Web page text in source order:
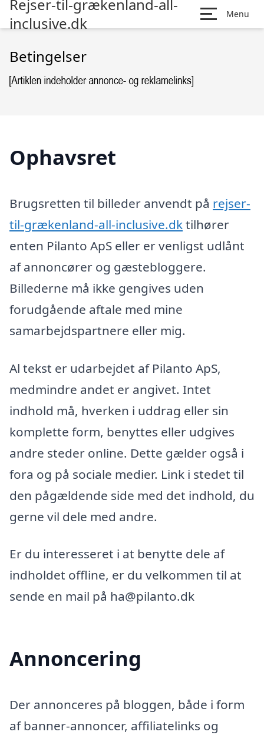
Rejser-til-grækenland-all-
inclusive.dk
Menu
Betingelser
Ophavsret
Brugsretten til billeder anvendt på rejser-
til-grækenland-all-inclusive.dktilhører
enten Pilanto ApS eller er venligst udlånt
af annoncører og gæstebloggere.
Billederne må ikke gengives uden
forudgående aftale med mine
samarbejdspartnere eller mig.
Al tekst er udarbejdet af Pilanto ApS,
medmindre andet er angivet. Intet
indhold må, hverken i uddrag eller sin
komplette form, benyttes eller udgives
andre steder online. Dette gælder også i
fora og på sociale medier. Link i stedet til
den pågældende side med det indhold, du
gerne vil dele med andre.
Er du interesseret i at benytte dele af
indholdet offline, er du velkommen til at
sende en mail på ha@pilanto.dk
Annoncering
Der annonceres på bloggen, både i form
af banner-annoncer, affiliatelinks og